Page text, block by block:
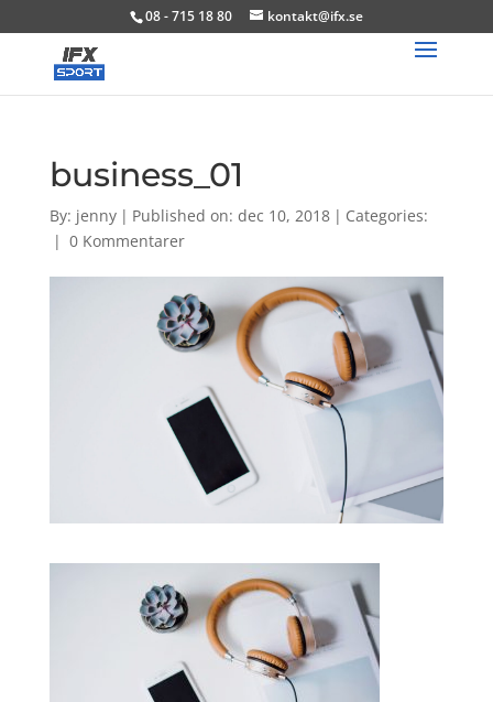
08 - 715 18 80 kontakt@ifx.se
business_01
By: jenny | Published on: dec 10, 2018 | Categories:
| 0 Kommentarer